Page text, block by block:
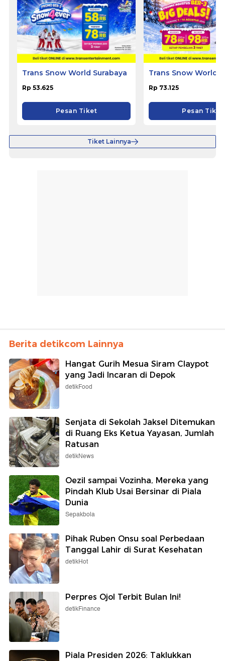
Trans Snow World Surabaya
Rp 53.625
Pesan Tiket
Trans Snow World
Rp 73.125
Pesan Tiket
Tiket Lainnya
Berita detikcom Lainnya
Hangat Gurih Mesua Siram Claypot
yang Jadi Incaran di Depok
detikFood
Senjata di Sekolah Jaksel Ditemukan
di Ruang Eks Ketua Yayasan, Jumlah
Ratusan
detikNews
Oezil sampai Vozinha, Mereka yang
Pindah Klub Usai Bersinar di Piala
Dunia
Sepakbola
Pihak Ruben Onsu soal Perbedaan
Tanggal Lahir di Surat Kesehatan
detikHot
Perpres Ojol Terbit Bulan Ini!
detikFinance
Piala Presiden 2026: Taklukkan